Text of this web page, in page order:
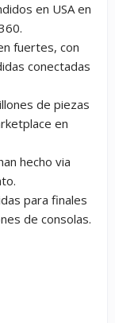
en USA en
fuertes, con
conectadas
de piezas
en
hecho via
para finales
de consolas.